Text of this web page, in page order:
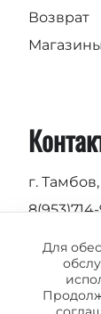
Возврат
Магазины
г.
Для